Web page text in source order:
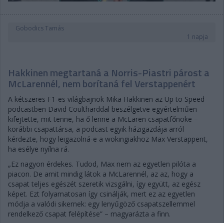
Gobodics Tamás
1 napja
Hakkinen megtartaná a Norris-Piastri párost a
McLarennél, nem borítaná fel Verstappenért
A kétszeres F1-es világbajnok Mika Hakkinen az Up to Speed
podcastben David Coultharddal beszélgetve egyértelműen
kifejtette, mit tenne, ha ő lenne a McLaren csapatfőnöke –
korábbi csapattársa, a podcast egyik házigazdája arról
kérdezte, hogy leigazolná-e a wokingiakhoz Max Verstappent,
ha esélye nyílna rá.
„Ez nagyon érdekes. Tudod, Max nem az egyetlen pilóta a
piacon. De amit mindig látok a McLarennél, az az, hogy a
csapat teljes egészét szeretik vizsgálni, így együtt, az egész
képet. Ezt folyamatosan így csinálják, mert ez az egyetlen
módja a valódi sikernek: egy lenyűgöző csapatszellemmel
rendelkező csapat felépítése” – magyarázta a finn.